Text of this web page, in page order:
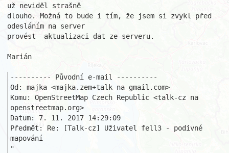
už neviděl strašně
dlouho. Možná to bude i tím, že jsem si zvykl před
odesláním na server
provést  aktualizaci dat ze serveru.
Marián
---------- Původní e-mail ----------
Od: majka <majka.zem+talk na gmail.com>
Komu: OpenStreetMap Czech Republic <talk-cz na
openstreetmap.org>
Datum: 7. 11. 2017 14:29:09
Předmět: Re: [Talk-cz] Uživatel fell3 - podivné
mapování
"